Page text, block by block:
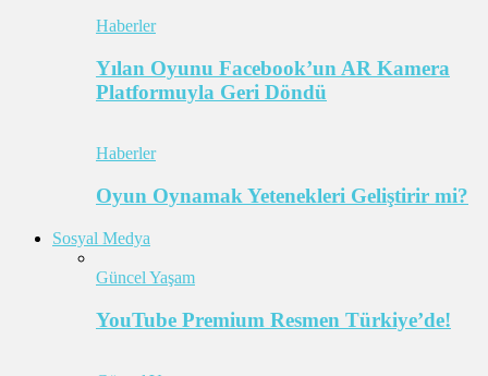
Haberler
Yılan Oyunu Facebook’un AR Kamera
Platformuyla Geri Döndü
Haberler
Oyun Oynamak Yetenekleri Geliştirir mi?
Sosyal Medya
Güncel Yaşam
YouTube Premium Resmen Türkiye’de!